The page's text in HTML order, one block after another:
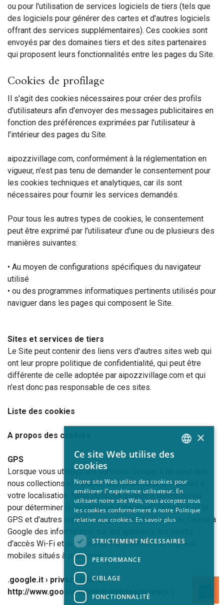
ou pour l'utilisation de services logiciels de tiers (tels que
des logiciels pour générer des cartes et d'autres logiciels
offrant des services supplémentaires). Ces cookies sont
envoyés par des domaines tiers et des sites partenaires
qui proposent leurs fonctionnalités entre les pages du Site.
Cookies de profilage
Il s'agit des cookies nécessaires pour créer des profils
d'utilisateurs afin d'envoyer des messages publicitaires en
fonction des préférences exprimées par l'utilisateur à
l'intérieur des pages du Site.
aipozzivillage.com, conformément à la réglementation en
vigueur, n'est pas tenu de demander le consentement pour
les cookies techniques et analytiques, car ils sont
nécessaires pour fournir les services demandés.
Pour tous les autres types de cookies, le consentement
peut être exprimé par l'utilisateur d'une ou de plusieurs des
manières suivantes:
• Au moyen de configurations spécifiques du navigateur
utilisé
• ou des programmes informatiques pertinents utilisés pour
naviguer dans les pages qui composent le Site.
Sites et services de tiers
Le Site peut contenir des liens vers d'autres sites web qui
ont leur propre politique de confidentialité, qui peut être
différente de celle adoptée par aipozzivillage.com et qui
n'est donc pas responsable de ces sites.
Liste des cookies
A propos des cookies
GPS
Lorsque vous utilisez les services Google, il se peut que
nous collections et traitions des informations relatives à
votre localisation. Nous utilisons diverses technologies
pour déterminer la localisation, notamment l'adresse IP, le
GPS et d'autres capteurs qui peuvent, par exemple, fournir à
Google des informations sur les appareils, les points
d'accès Wi-Fi et les tours de transmission de signaux
mobiles situés à proximité.
.google.it › privacy (link a:
http://www.google.it/intl/it/policies/privacy/)
GERMAN
×
Ce site Web utilise des
cookies
Notre site Web utilise des cookies pour
améliorer l"expérience utilisateur. En
utilisant notre site Web, vous acceptez tous
les cookies conformément à notre Politique
relative aux cookies. En savoir plus
STRICTEMENT NÉCESSAIRES
PERFORMANCE
CIBLAGE
FONCTIONNALITÉ